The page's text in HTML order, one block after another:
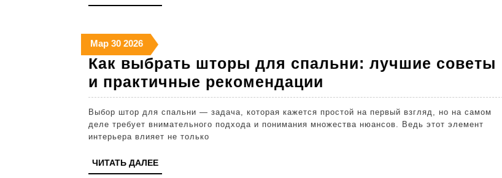
ДАЛЕЕ
Мар30
марта
2026
3030
марта
2026
202630
марта
2026
Как выбрать шторы для спальни: лучшие советы
и практичные рекомендации
выбрать
шторы
Выбор штор для спальни — задача, которая кажется простой на первый взгляд, но на самом
деле требует внимательного подхода и понимания множества нюансов. Ведь этот элемент
интерьера влияет не только
ЧИТАТЬ ДАЛЕЕЧИТАТЬ
ДАЛЕЕ